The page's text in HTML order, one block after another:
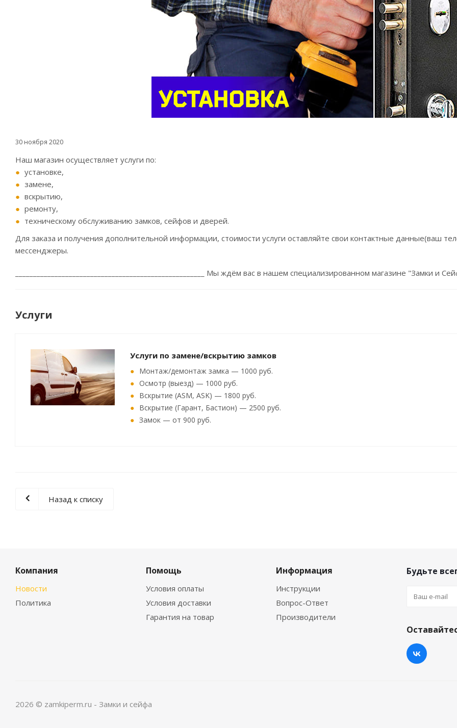
30 ноября 2020
Наш магазин осуществляет услуги по:
установке,
замене,
вскрытию,
ремонту,
техническому обслуживанию замков, сейфов и дверей.
Для заказа и получения дополнительной информации, стоимости услуги оставляйте свои контактные данные(ваш
мессенджеры.
_____________________________________________________ Мы ждём вас в нашем специализированном магазине "Замки и
Услуги
Услуги по замене/вскрытию замков
Монтаж/демонтаж замка — 1000 руб.
Осмотр (выезд) — 1000 руб.
Вскрытие (ASM, ASK) — 1800 руб.
Вскрытие (Гарант, Бастион) — 2500 руб.
Замок — от 900 руб.
Назад к списку
Компания
Новости
Политика
Помощь
Условия оплаты
Условия доставки
Гарантия на товар
Информация
Инструкции
Вопрос-Ответ
Производители
Будьте
2026 © zamkiperm.ru - Замки и сейфа